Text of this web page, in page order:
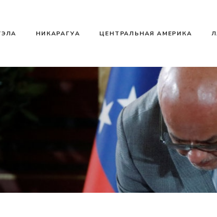
НИКАРАГУА ЦЕНТРАЛЬНАЯ АМЕРИКА